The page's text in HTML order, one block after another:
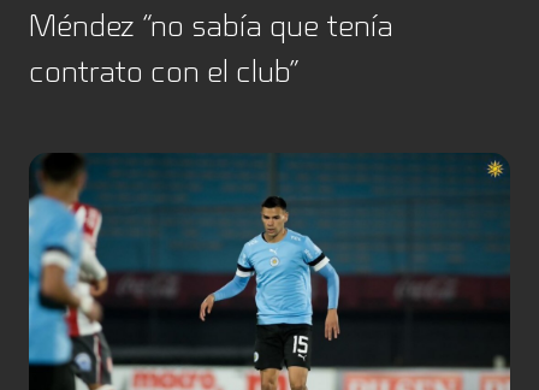
Méndez “no sabía que tenía
contrato con el club”